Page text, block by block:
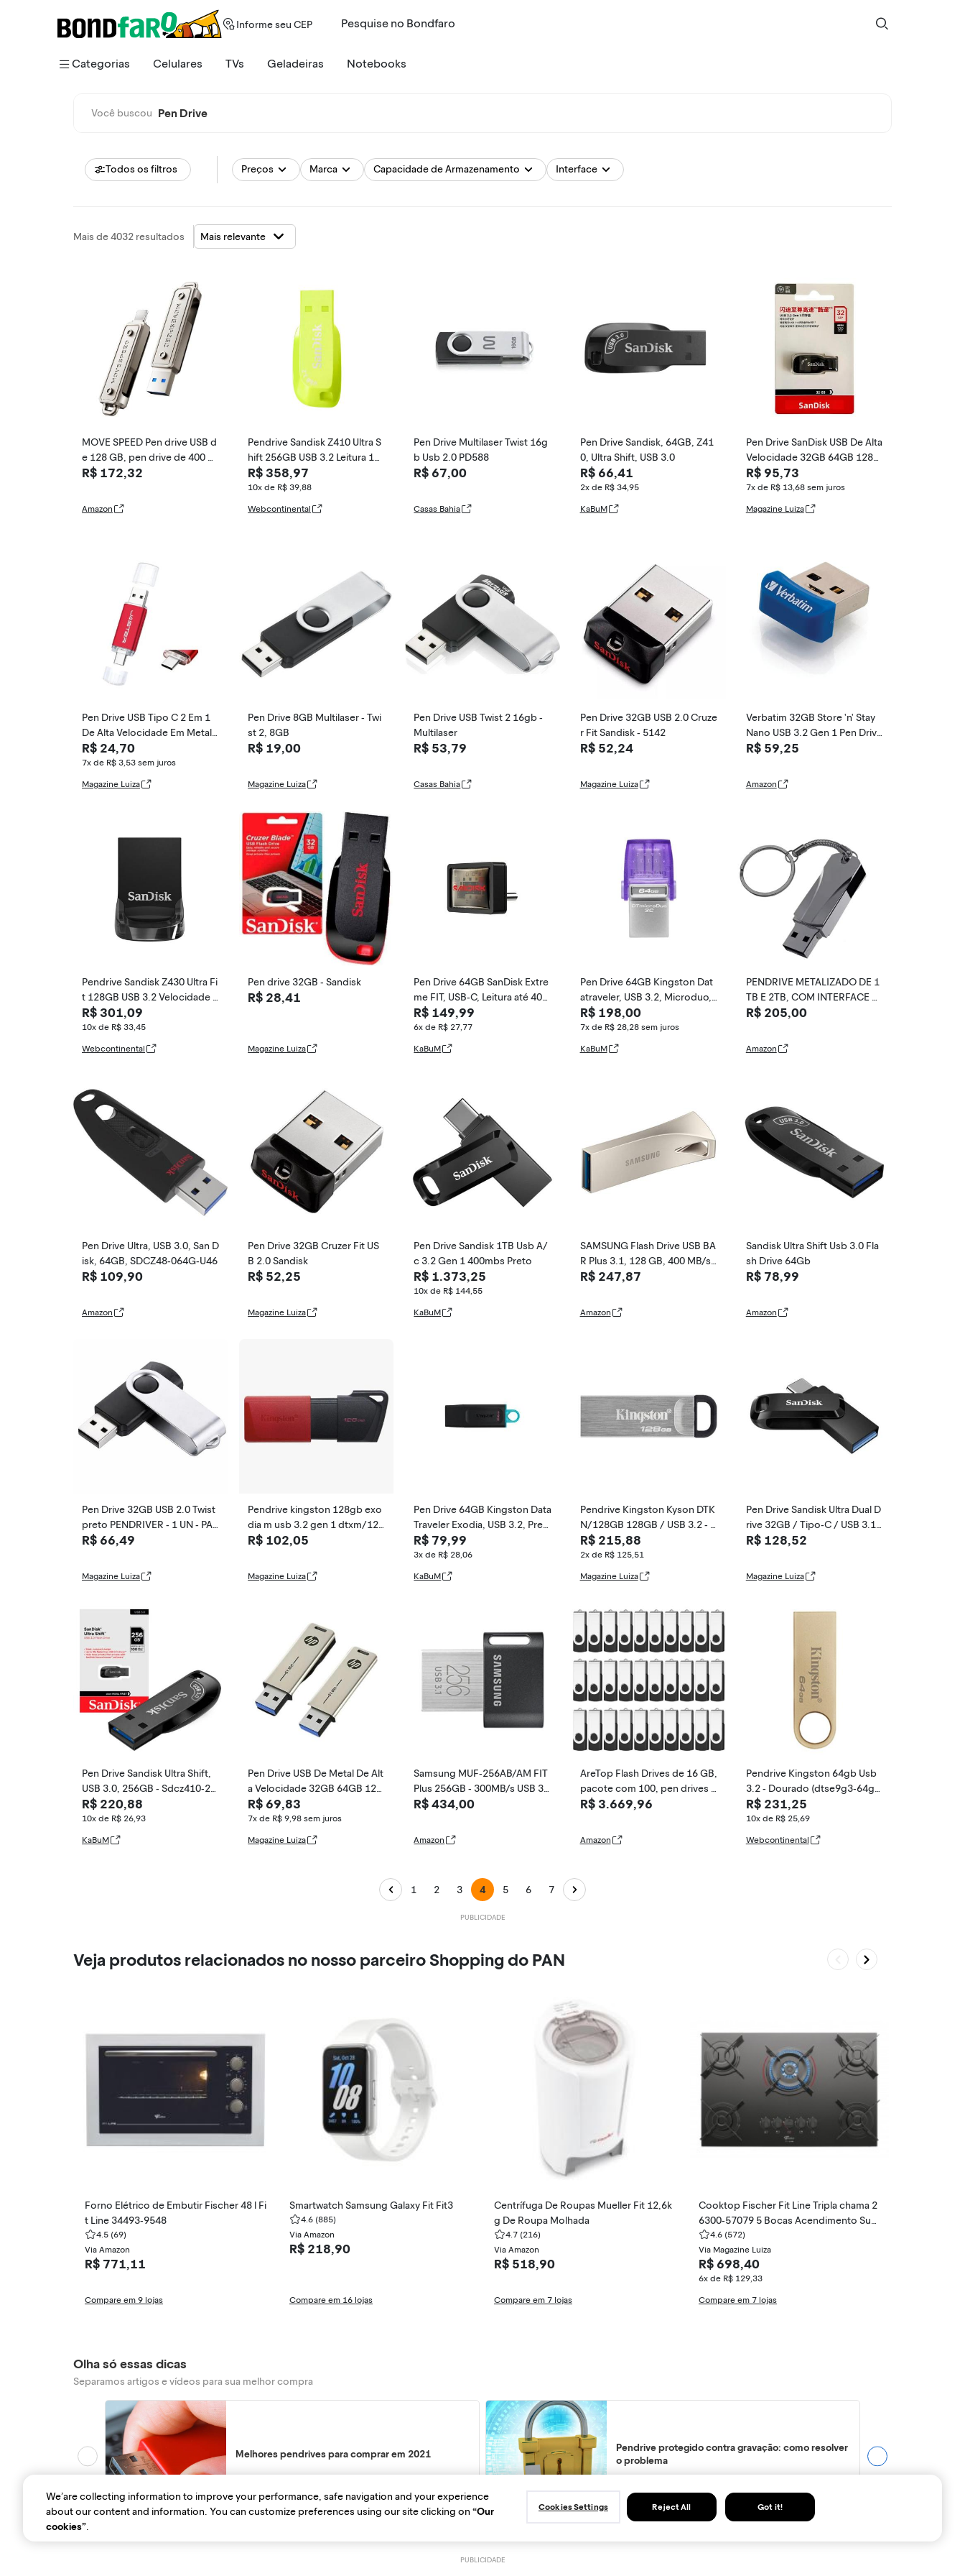
Informe seu CEP
Pesquise
Categorias Celulares TVs Geladeiras Notebooks
Você buscou Pen Drive
Todos os filtros Preços Marca Capacidade de Armazenamento Interface
Mais de 4032 resultados
MOVE SPEED Pen drive USB d
e 128 GB, pen drive de 400 M
B/s com tipo-C + porta dupla
de alta velocidade compatível
R$ 172,32
Amazon
Pendrive Sandisk Z410 Ultra S
hift 256GB USB 3.2 Leitura 10
0MB-s Amarelo
R$ 358,97
10x de R$ 39,88
Webcontinental
Pen Drive Multilaser Twist 16g
b Usb 2.0 PD588
R$ 67,00
Casas Bahia
Pen Drive Sandisk, 64GB, Z41
0, Ultra Shift, USB 3.0
R$ 66,41
2x de R$ 34,95
KaBuM
Pen Drive SanDisk USB De Alta
Velocidade 32GB 64GB 128G
B 256GB USB 3.2
R$ 95,73
7x de R$ 13,68 sem juros
Magazine Luiza
Pen Drive USB Tipo C 2 Em 1
De Alta Velocidade Em Metal
128GB 64GB 32G
R$ 24,70
7x de R$ 3,53 sem juros
Magazine Luiza
Pen Drive 8GB Multilaser - Twi
st 2, 8GB
R$ 19,00
Magazine Luiza
Pen Drive USB Twist 2 16gb -
Multilaser
R$ 53,79
Casas Bahia
Pen Drive 32GB USB 2.0 Cruze
r Fit Sandisk - 5142
R$ 52,24
Magazine Luiza
Verbatim 32GB Store 'n' Stay
Nano USB 3.2 Gen 1 Pen Drive
sem rasgos de perfil baixo co
croban - Azul 98710
R$ 59,25
Amazon
Pendrive Sandisk Z430 Ultra Fi
t 128GB USB 3.2 Velocidade 1
30MB-s Design Compacto Pr
eto
R$ 301,09
10x de R$ 33,45
Webcontinental
Pen drive 32GB - Sandisk
R$ 28,41
Magazine Luiza
Pen Drive 64GB SanDisk Extre
me FIT, USB-C, Leitura até 400
MB/s, Preto - SDCZ530-064G-
G46
R$ 149,99
6x de R$ 27,77
KaBuM
Pen Drive 64GB Kingston Dat
atraveler, USB 3.2, Microduo,
Tipo C e Tipo A - DTDUO3CG
3/64GB.
R$ 198,00
7x de R$ 28,28 sem juros
KaBuM
PENDRIVE METALIZADO DE 1
TB E 2TB, COM INTERFACE U
SB 3.0, COMPATÍVEL COM LA
E CELULARES, NAS CORES PR
R$ 205,00
Amazon
Pen Drive Ultra, USB 3.0, San D
isk, 64GB, SDCZ48-064G-U46
R$ 109,90
Amazon
Pen Drive 32GB Cruzer Fit US
B 2.0 Sandisk
R$ 52,25
Magazine Luiza
Pen Drive Sandisk 1TB Usb A/
c 3.2 Gen 1 400mbs Preto
R$ 1.373,25
10x de R$ 144,55
KaBuM
SAMSUNG Flash Drive USB BA
R Plus 3.1, 128 GB, 400 MB/s,
invólucro de metal resistente,
para fotos, vídeos, música, ar
R$ 247,87
Amazon
Sandisk Ultra Shift Usb 3.0 Fla
sh Drive 64Gb
R$ 78,99
Amazon
Pen Drive 32GB USB 2.0 Twist
preto PENDRIVER - 1 UN - PA
NAMI - Kapbom
R$ 66,49
Magazine Luiza
Pendrive kingston 128gb exo
dia m usb 3.2 gen 1 dtxm/128
gb
R$ 102,05
Magazine Luiza
Pen Drive 64GB Kingston Data
Traveler Exodia, USB 3.2, Pret
o e Azul - DTX/64GB
R$ 79,99
3x de R$ 28,06
KaBuM
Pendrive Kingston Kyson DTK
N/128GB 128GB / USB 3.2 - P
rata
R$ 215,88
2x de R$ 125,51
Magazine Luiza
Pen Drive Sandisk Ultra Dual D
rive 32GB / Tipo-C / USB 3.1 -
Preto (SD
R$ 128,52
Magazine Luiza
Pen Drive Sandisk Ultra Shift,
USB 3.0, 256GB - Sdcz410-25
6g-G46
R$ 220,88
10x de R$ 26,93
KaBuM
Pen Drive USB De Metal De Alt
a Velocidade 32GB 64GB 128
GB 256GB HP USB
R$ 69,83
7x de R$ 9,98 sem juros
Magazine Luiza
Samsung MUF-256AB/AM FIT
Plus 256GB - 300MB/s USB 3.
1 Flash Drive
R$ 434,00
Amazon
AreTop Flash Drives de 16 GB,
pacote com 100, pen drives g
iratórios USB 2.0, pendrive a g
ades USB 16 GB, pacote com
B, preto)
R$ 3.669,96
Amazon
Pendrive Kingston 64gb Usb
3.2 - Dourado (dtse9g3-64g
b)
R$ 231,25
10x de R$ 25,69
Webcontinental
1 2 3 4 5 6 7
Veja produtos relacionados no nosso parceiro Shopping do PAN
Forno Elétrico de Embutir Fischer 48 l Fi
t Line 34493-9548
4.5 (69)
Via Amazon
R$ 771,11
Compare em 9 lojas
Smartwatch Samsung Galaxy Fit Fit3
4.6 (885)
Via Amazon
R$ 218,90
Compare em 16 lojas
Centrífuga De Roupas Mueller Fit 12,6k
g De Roupa Molhada
4.7 (216)
Via Amazon
R$ 518,90
Compare em 7 lojas
Cooktop Fischer Fit Line Tripla chama 2
6300-57079 5 Bocas Acendimento Sup
erautomático
4.6 (572)
Via Magazine Luiza
R$ 698,40
6x de R$ 129,33
Compare em 7 lojas
Olha só essas dicas
Separamos artigos e vídeos para sua melhor compra
Melhores pendrives para comprar em 2021
Pendrive protegido contra gravação: como resolver
o problema
We’are collecting information to improve your performance, safe navigation and your experience
about our content and information. You can customize preferences using our site clicking on“Our
cookies”.
Cookies Settings Reject All Got it!